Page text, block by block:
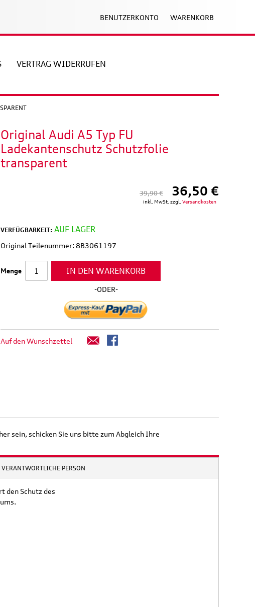
BENUTZERKONTO WARENKORB
VERTRAG WIDERRUFEN
Original Audi A5 Typ FU
Ladekantenschutz Schutzfolie
transparent
39,90 € 36,50 €
inkl. MwSt. zzgl. Versandkosten
VERFÜGBARKEIT: AUF LAGER
Original Teilenummer: 8B3061197
Menge IN DEN WARENKORB
-ODER-
Auf den Wunschzettel
sein, schicken Sie uns bitte zum Abgleich Ihre
PERSON
den Schutz des